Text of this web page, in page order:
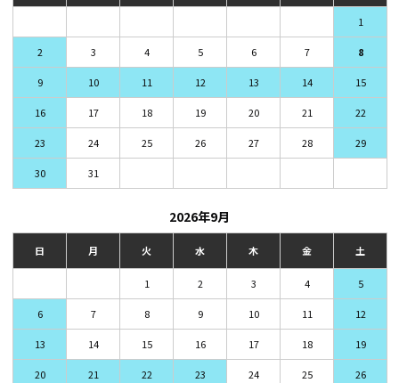
1
2 3 4 5 6 7 8
9 10 11 12 13 14 15
16 17 18 19 20 21 22
23 24 25 26 27 28 29
30 31
2026年9月
日 月 火 水 木 金 土
1 2 3 4 5
6 7 8 9 10 11 12
13 14 15 16 17 18 19
20 21 22 23 24 25 26